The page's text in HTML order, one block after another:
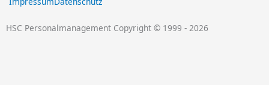
e
d
u
b
b
o e g
HSC Personalmanagement Copyright © 1999 - 2026